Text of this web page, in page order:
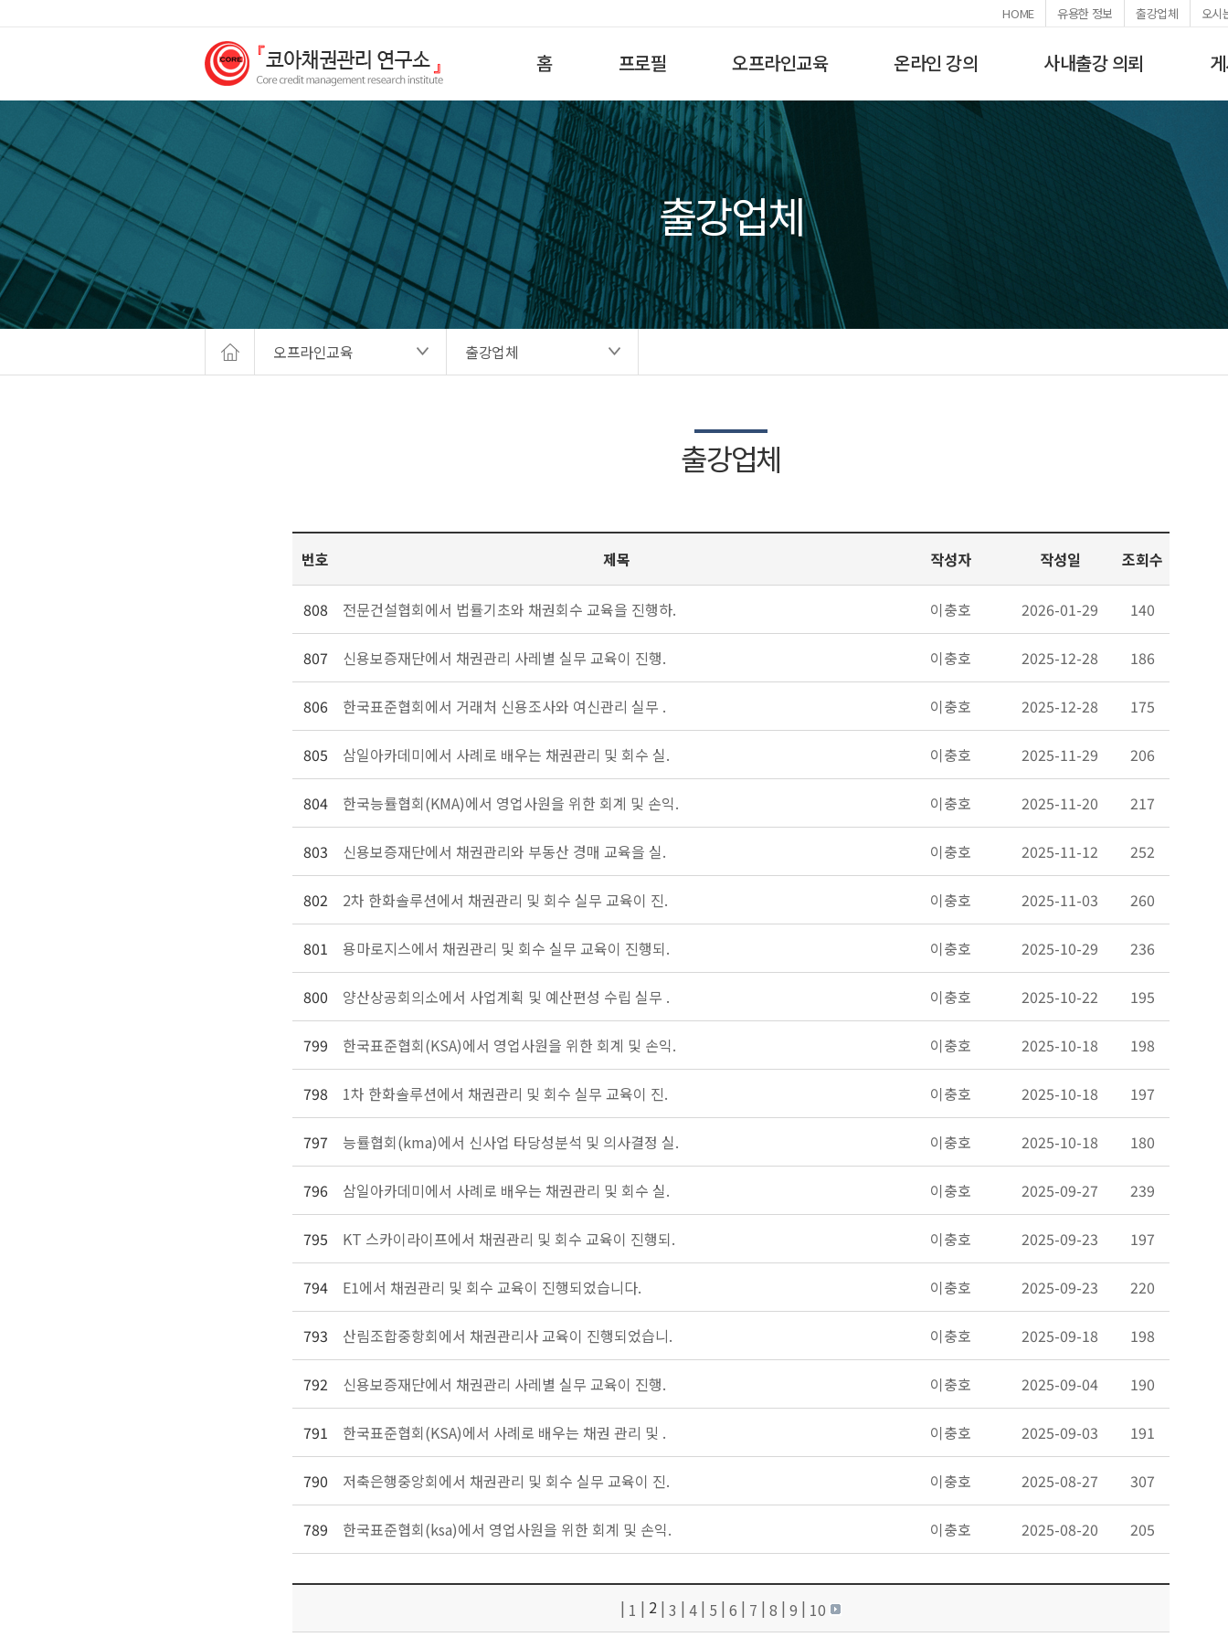
HOME 유용한 정보 출강업체 오시
홈 프로필 오프라인교육 온라인 강의 사내출강 의뢰
출강업체
오프라인교육 출강업체
출강업체
번호 제목 작성자 작성일 조회수
808 전문건설협회에서 법률기초와 채권회수 교육을 진행하. 이충호 2026-01-29 140
807 신용보증재단에서 채권관리 사레별 실무 교육이 진행. 이충호 2025-12-28 186
806 한국표준협회에서 거래처 신용조사와 여신관리 실무 . 이충호 2025-12-28 175
805 삼일아카데미에서 사례로 배우는 채권관리 및 회수 실. 이충호 2025-11-29 206
804 한국능률협회(KMA)에서 영업사원을 위한 회계 및 손익. 이충호 2025-11-20 217
803 신용보증재단에서 채권관리와 부동산 경매 교육을 실. 이충호 2025-11-12 252
802 2차 한화솔루션에서 채권관리 및 회수 실무 교육이 진. 이충호 2025-11-03 260
801 용마로지스에서 채권관리 및 회수 실무 교육이 진행되. 이충호 2025-10-29 236
800 양산상공회의소에서 사업계획 및 예산편성 수립 실무 . 이충호 2025-10-22 195
799 한국표준협회(KSA)에서 영업사원을 위한 회계 및 손익. 이충호 2025-10-18 198
798 1차 한화솔루션에서 채권관리 및 회수 실무 교육이 진. 이충호 2025-10-18 197
797 능률협회(kma)에서 신사업 타당성분석 및 의사결정 실. 이충호 2025-10-18 180
796 삼일아카데미에서 사례로 배우는 채권관리 및 회수 실. 이충호 2025-09-27 239
795 KT 스카이라이프에서 채권관리 및 회수 교육이 진행되. 이충호 2025-09-23 197
794 E1에서 채권관리 및 회수 교육이 진행되었습니다. 이충호 2025-09-23 220
793 산림조합중항회에서 채권관리사 교육이 진행되었습니. 이충호 2025-09-18 198
792 신용보증재단에서 채권관리 사레별 실무 교육이 진행. 이충호 2025-09-04 190
791 한국표준협회(KSA)에서 사례로 배우는 채권 관리 및 . 이충호 2025-09-03 191
790 저축은행중앙회에서 채권관리 및 회수 실무 교육이 진. 이충호 2025-08-27 307
789 한국표준협회(ksa)에서 영업사원을 위한 회계 및 손익. 이충호 2025-08-20 205
| 1 | 2 | 3 | 4 | 5 | 6 | 7 | 8 | 9 | 10